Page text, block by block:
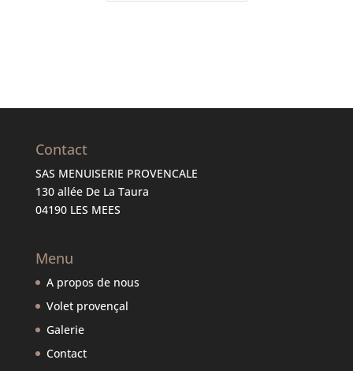
Contact
SAS MENUISERIE PROVENCALE
130 allée De La Taura
04190 LES MEES
Menu
A propos de nous
Volet provençal
Galerie
Contact